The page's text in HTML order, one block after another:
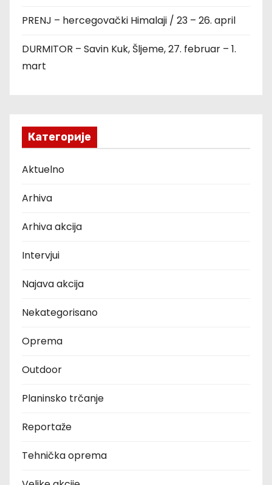
PRENJ – hercegovački Himalaji / 23 – 26. april
DURMITOR – Savin Kuk, Šljeme, 27. februar – 1.
mart
Категорије
Aktuelno
Arhiva
Arhiva akcija
Intervjui
Najava akcija
Nekategorisano
Oprema
Outdoor
Planinsko trčanje
Reportaže
Tehnička oprema